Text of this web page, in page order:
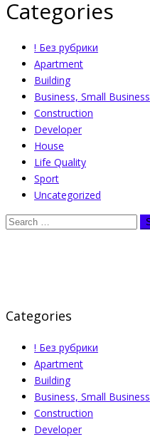
Categories
! Без рубрики
Apartment
Building
Business, Small Business
Construction
Developer
House
Life Quality
Sport
Uncategorized
Categories
! Без рубрики
Apartment
Building
Business, Small Business
Construction
Developer